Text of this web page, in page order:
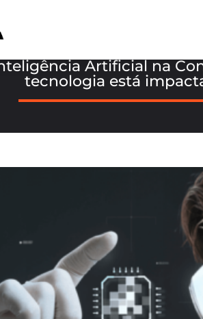
Artificial na
tecnologia está